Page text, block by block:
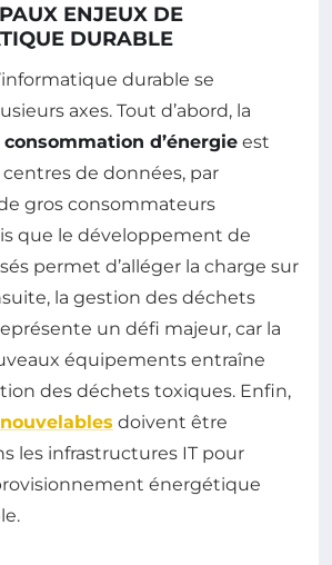
ENJEUX DE
DURABLE
durable se
axes. Tout d’abord, la
consommation d’énergie est
centres de données, par
gros consommateurs
que le développement de
permet d’alléger la charge sur
la gestion des déchets
un défi majeur, car la
équipements entraîne
des déchets toxiques. Enfin,
doivent être
les infrastructures IT pour
énergétique